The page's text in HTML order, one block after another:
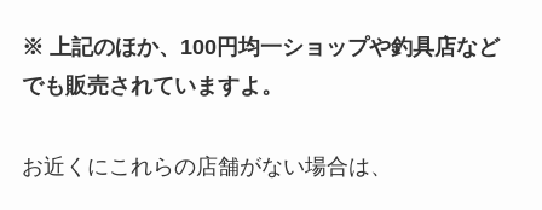
※ 上記のほか、100円均一ショップや釣具店など
でも販売されていますよ。
お近くにこれらの店舗がない場合は、